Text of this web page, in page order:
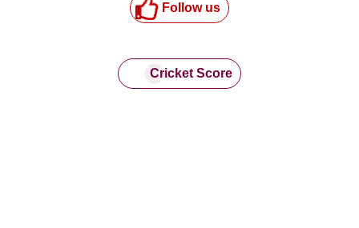
Follow us
Cricket Score